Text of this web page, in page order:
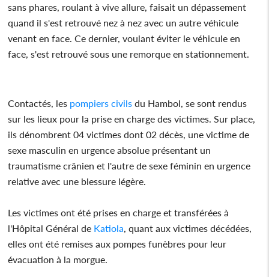
sans phares, roulant à vive allure, faisait un dépassement
quand il s'est retrouvé nez à nez avec un autre véhicule
venant en face. Ce dernier, voulant éviter le véhicule en
face, s'est retrouvé sous une remorque en stationnement.
Contactés, les pompiers civils du Hambol, se sont rendus
sur les lieux pour la prise en charge des victimes. Sur place,
ils dénombrent 04 victimes dont 02 décès, une victime de
sexe masculin en urgence absolue présentant un
traumatisme crânien et l'autre de sexe féminin en urgence
relative avec une blessure légère.
Les victimes ont été prises en charge et transférées à
l'Hôpital Général de Katiola , quant aux victimes décédées,
elles ont été remises aux pompes funèbres pour leur
évacuation à la morgue.